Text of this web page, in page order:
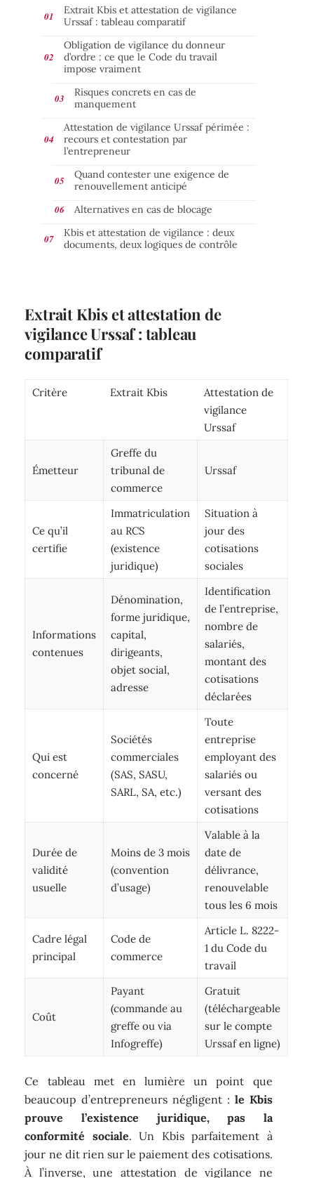
Extrait Kbis et attestation de vigilance
Urssaf : tableau comparatif
Obligation de vigilance du donneur
d’ordre : ce que le Code du travail
impose vraiment
Risques concrets en cas de
manquement
Attestation de vigilance Urssaf périmée :
recours et contestation par
l’entrepreneur
Quand contester une exigence de
renouvellement anticipé
Alternatives en cas de blocage
Kbis et attestation de vigilance : deux
documents, deux logiques de contrôle
Extrait Kbis et attestation de
vigilance Urssaf : tableau
comparatif
Critère Extrait Kbis
Attestation de
vigilance
Urssaf
Émetteur
Greffe du
tribunal de
commerce
Urssaf
Ce qu’il
certifie
Immatriculation
au RCS
(existence
juridique)
Situation à
jour des
cotisations
sociales
Informations
contenues
Dénomination,
forme juridique,
capital,
dirigeants,
objet social,
adresse
Identification
de l’entreprise,
nombre de
salariés,
montant des
cotisations
déclarées
Qui est
concerné
Sociétés
commerciales
(SAS, SASU,
SARL, SA, etc.)
Toute
entreprise
employant des
salariés ou
versant des
cotisations
Durée de
validité
usuelle
Moins de 3 mois
(convention
d’usage)
Valable à la
date de
délivrance,
renouvelable
tous les 6 mois
Cadre légal
principal
Code de
commerce
Article L. 8222-
1 du Code du
travail
Coût
Payant
(commande au
greffe ou via
Infogreffe)
Gratuit
(téléchargeable
sur le compte
Urssaf en ligne)
Ce tableau met en lumière un point que
beaucoup d’entrepreneurs négligent : le Kbis
prouve l’existence juridique, pas la
conformité sociale. Un Kbis parfaitement à
jour ne dit rien sur le paiement des cotisations.
À l’inverse, une attestation de vigilance ne